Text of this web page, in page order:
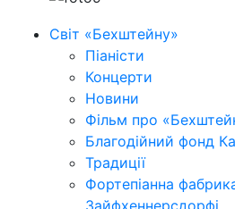
Світ «Бехштейну»
Піаністи
Концерти
Новини
Фільм про
Благодійний фонд
Традиції
Фортепіанна